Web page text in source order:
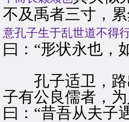
不及禹者三寸，
意孔子生于乱世道不得
曰：“形状永也，
孔子适卫，路
子有公良儒者，
曰：“昔吾从夫子